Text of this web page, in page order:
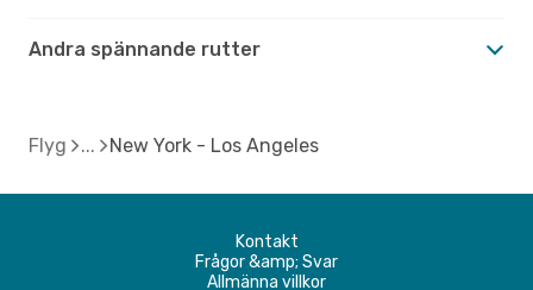
Andra spännande rutter
Flyg New York - Los Angeles
Kontakt
Frågor &amp; Svar
Allmänna villkor